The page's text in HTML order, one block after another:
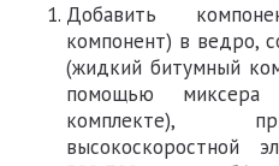
Добавить
компонент) в ведро,
(жидкий битумный
помощью миксера
комплекте),
высокоскоростной